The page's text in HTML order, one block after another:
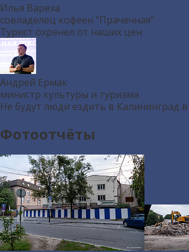
Илья Вареха
совладелец кофеен "Прачечная"
Турист охренел от наших цен
Андрей Ермак
министр культуры и туризма
Не будут люди ездить в Калининград
Фотоотчёты